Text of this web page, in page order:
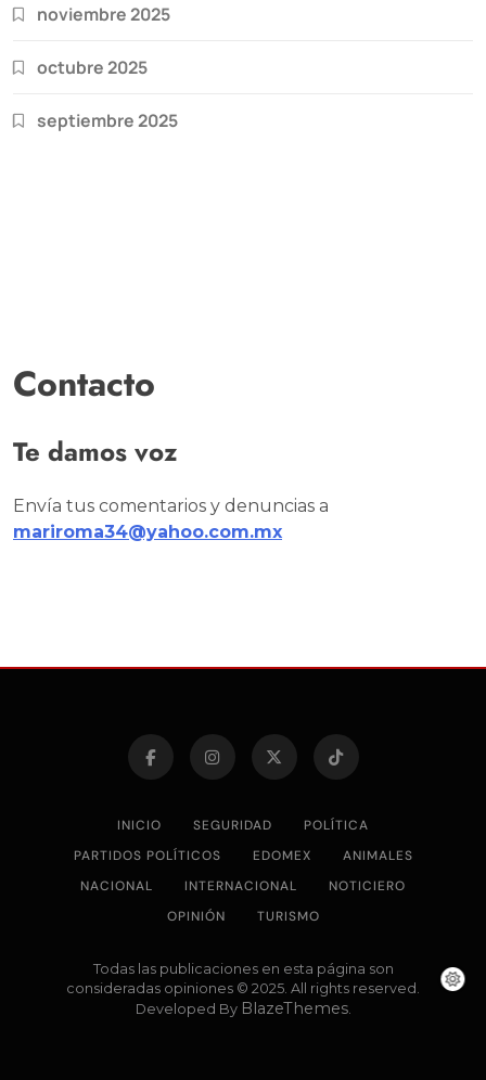
noviembre 2025
octubre 2025
septiembre 2025
Contacto
Te damos voz
Envía tus comentarios y denuncias a
mariroma34@yahoo.com.mx
INICIO SEGURIDAD
POLÍTICA
PARTIDOS POLÍTICOS
EDOMEX
ANIMALES
NACIONAL
INTERNACIONAL
NOTICIERO
OPINIÓN
TURISMO
Todas las publicaciones en esta página son
consideradas opiniones © 2025. All rights reserved.
Developed By BlazeThemes.